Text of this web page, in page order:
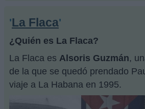
'La Flaca'
¿Quién es La Flaca?
La Flaca es Alsoris Guzmán,
de la que se quedó prendado
viaje a La Habana en 1995.